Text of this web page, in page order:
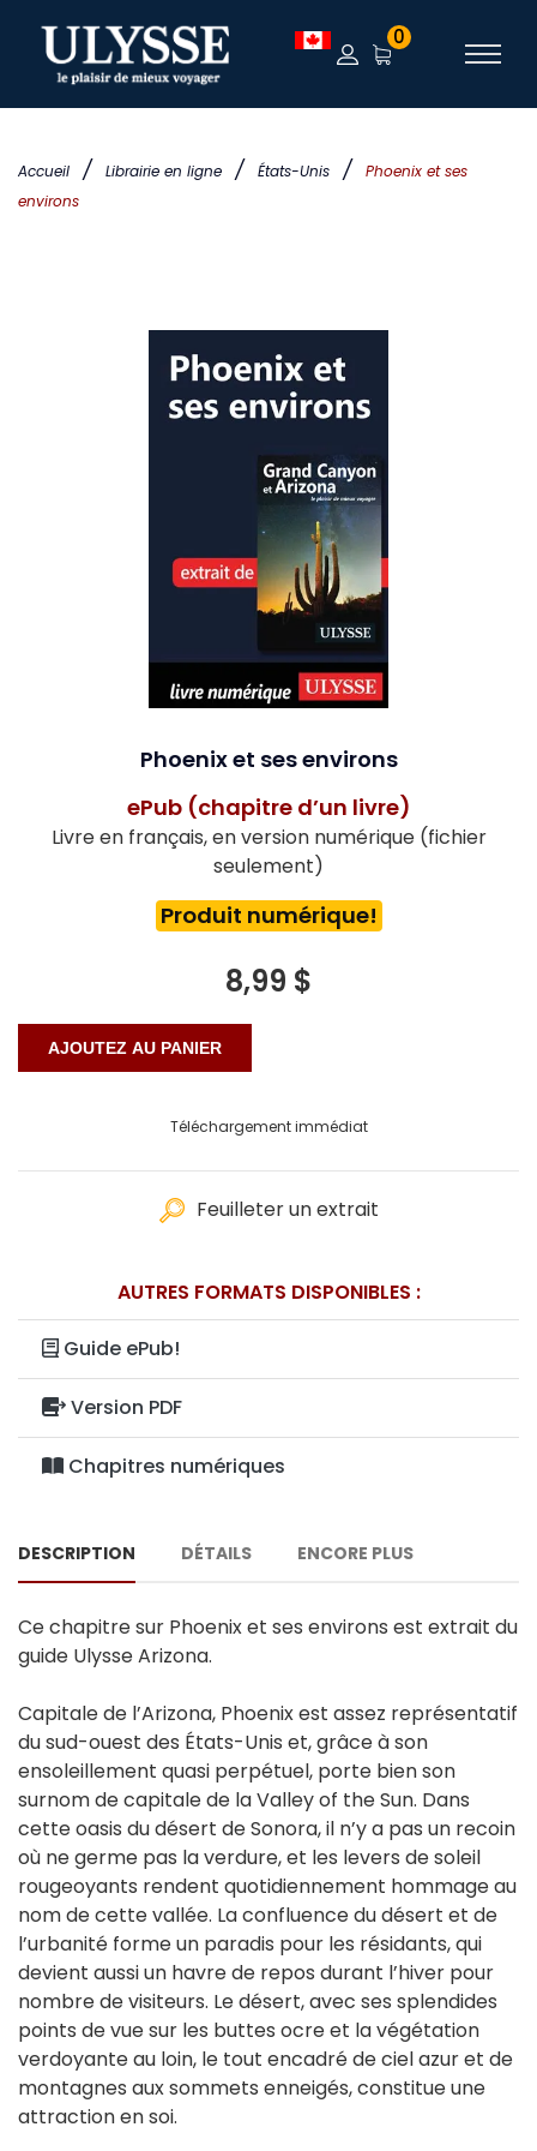
Accueil / Librairie en ligne / États-Unis /
Phoenix et ses
environs
0
Phoenix et ses environs
ePub (chapitre d’un livre)
Livre en français, en version numérique (fichier
seulement)
Produit numérique!
8,99 $
Téléchargement immédiat
Feuilleter un extrait
AUTRES FORMATS DISPONIBLES :
Guide ePub!
Version PDF
Chapitres numériques
DESCRIPTION DÉTAILS ENCORE PLUS
Ce chapitre sur Phoenix et ses environs est extrait du
guide Ulysse Arizona.
Capitale de l’Arizona, Phoenix est assez représentatif
du sud-ouest des États-Unis et, grâce à son
ensoleillement quasi perpétuel, porte bien son
surnom de capitale de la Valley of the Sun. Dans
cette oasis du désert de Sonora, il n’y a pas un recoin
où ne germe pas la verdure, et les levers de soleil
rougeoyants rendent quotidiennement hommage au
nom de cette vallée. La confluence du désert et de
l’urbanité forme un paradis pour les résidants, qui
devient aussi un havre de repos durant l’hiver pour
nombre de visiteurs. Le désert, avec ses splendides
points de vue sur les buttes ocre et la végétation
verdoyante au loin, le tout encadré de ciel azur et de
montagnes aux sommets enneigés, constitue une
attraction en soi.